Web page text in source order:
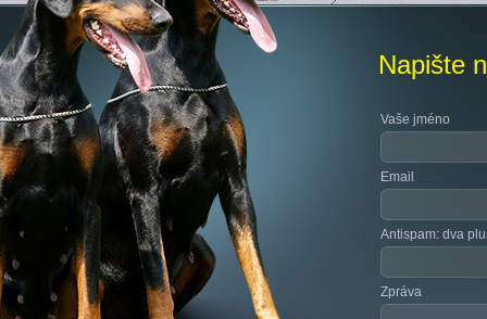
Napište
Vaše jméno
Email
Antispam: dva
Zpráva